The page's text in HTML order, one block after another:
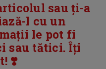
sau ți-a
l cu un
le pot fi
sau tătici. Îți
❣️